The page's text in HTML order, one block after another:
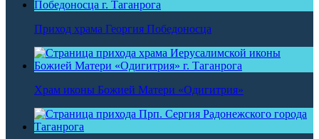
Приход храма Георгия Победоносца
Храм иконы Божией Матери «Одигитрия»